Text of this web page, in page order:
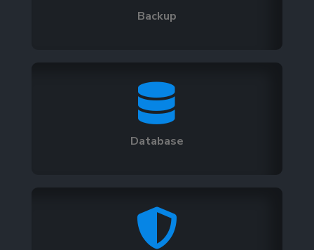
Backup

Database
